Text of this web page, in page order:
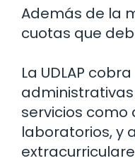
Además de la
cuotas que
La UDLAP
servicios como
laboratorios, y